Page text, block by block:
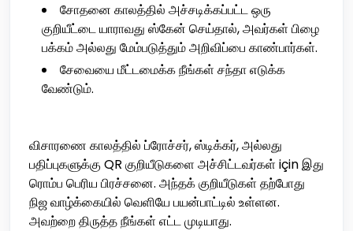
சோதனை காலத்தில் அச்சடிக்கப்பட்ட ஒரு
குறியீட்டை யாராவது ஸ்கேன் செய்தால், அவர்கள் பிழை
பக்கம் அல்லது மேம்படுத்தும் அறிவிப்பை காண்பார்கள்.
சேவையை மீட்டமைக்க நீங்கள் சந்தா எடுக்க
வேண்டும்.
விசாரணை காலத்தில் ப்ரோச்சர், ஸ்டிக்கர், அல்லது
பதிப்புகளுக்கு QR குறியீடுகளை அச்சிட்டவர்கள் için இது
ரொம்ப பெரிய பிரச்சனை. அந்தக் குறியீடுகள் தற்போது
நிஜ வாழ்க்கையில் வெளியே பயன்பாட்டில் உள்ளன.
அவற்றை திருத்த நீங்கள் எட்ட முடியாது.